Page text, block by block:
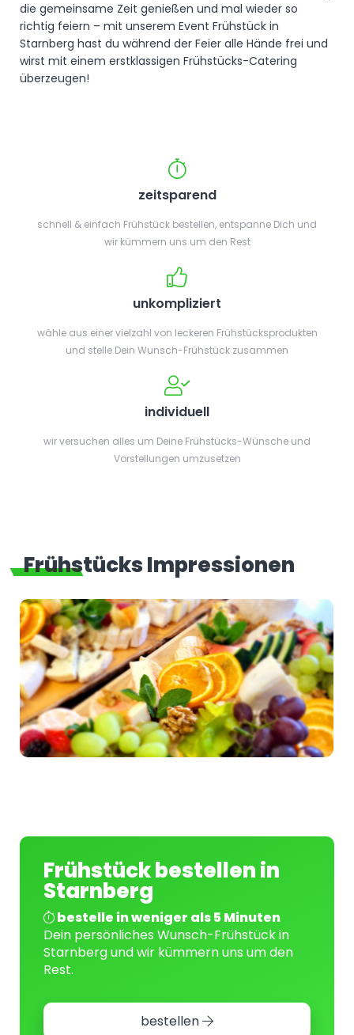
die gemeinsame Zeit genießen und mal wieder so
richtig feiern – mit unserem Event Frühstück in
Starnberg hast du während der Feier alle Hände frei und
wirst mit einem erstklassigen Frühstücks-Catering
überzeugen!
zeitsparend
schnell & einfach Frühstück bestellen, entspanne Dich und
wir kümmern uns um den Rest
unkompliziert
wähle aus einer vielzahl von leckeren Frühstücksprodukten
und stelle Dein Wunsch-Frühstück zusammen
individuell
wir versuchen alles um Deine Frühstücks-Wünsche und
Vorstellungen umzusetzen
Frühstücks Impressionen
Frühstück bestellen in
Starnberg
bestelle in weniger als 5 Minuten
Dein persönliches Wunsch-Frühstück in
Starnberg und wir kümmern uns um den
Rest.
bestellen